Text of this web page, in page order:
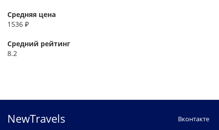
Средняя цена
1536 ₽
Средний рейтинг
8.2
NewTravels
Вконтакте